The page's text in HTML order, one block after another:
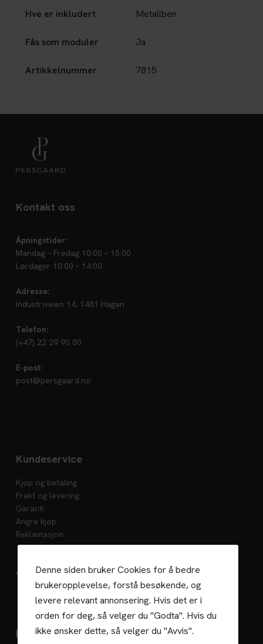
Denne siden bruker Cookies for å bedre
brukeropplevelse, forstå besøkende, og
levere relevant annonsering. Hvis det er i
orden for deg, så velger du "Godta". Hvis du
ikke ønsker dette, så velger du "Avvis".
Hve er inkludert Metallben
Fås som moduler Ja
Artikkelnummer 7815
Kontakt oss
Åpningstider:
Mandag – Fredag 10:00 – 15:00
Lørdager 10:00 – 14:00
Adresse:
Industriveien 14, 1481 Hagan
Telefon:
(+47) 22 29 90 00
E-post:
post@persgaard.no
Kundeservice
Kjøp og betaling
Frakt og levering
Garanti
Angre kjøp
Reklamasjon
Vedlikehold